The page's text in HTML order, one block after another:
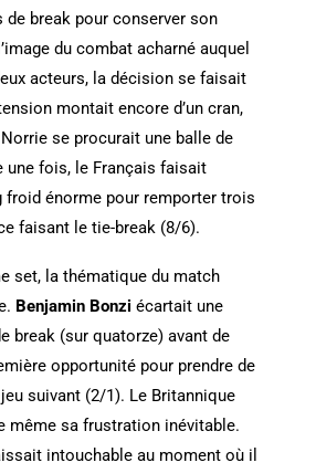
de break pour conserver son
du combat acharné auquel
acteurs, la décision se faisait
montait encore d’un cran,
se procurait une balle de
une fois, le Français faisait
froid énorme pour remporter trois
faisant le tie-break (8/6).
set, la thématique du match
Benjamin Bonzi écartait une
break (sur quatorze) avant de
opportunité pour prendre de
jeu suivant (2/1). Le Britannique
même sa frustration inévitable.
intouchable au moment où il